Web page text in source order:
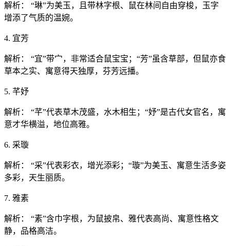
解析： “琳”为美玉，且带林字根、鼠在林间自由穿梭，玉字
增添了气质的温婉。
4. 宜芳
解析： “宜”带宀，非常适合鼠宝宝；“芳”虽含草部，但鼠亦食
草本之实、寓意得天独厚，芬芳远播。
5. 芊妤
解析： “芊”代表草木茂盛，水木相生；“妤”是古代女官名，寓
意才华横溢，地位高雅。
6. 采璇
解析： “采”代表彩衣，增光添彩；“璇”为美玉、寓意生活多姿
多彩，天生丽质。
7. 雅素
解析： “素”含巾字根，为鼠披帛、雅代表高尚、寓意性格文
静，品格高洁。